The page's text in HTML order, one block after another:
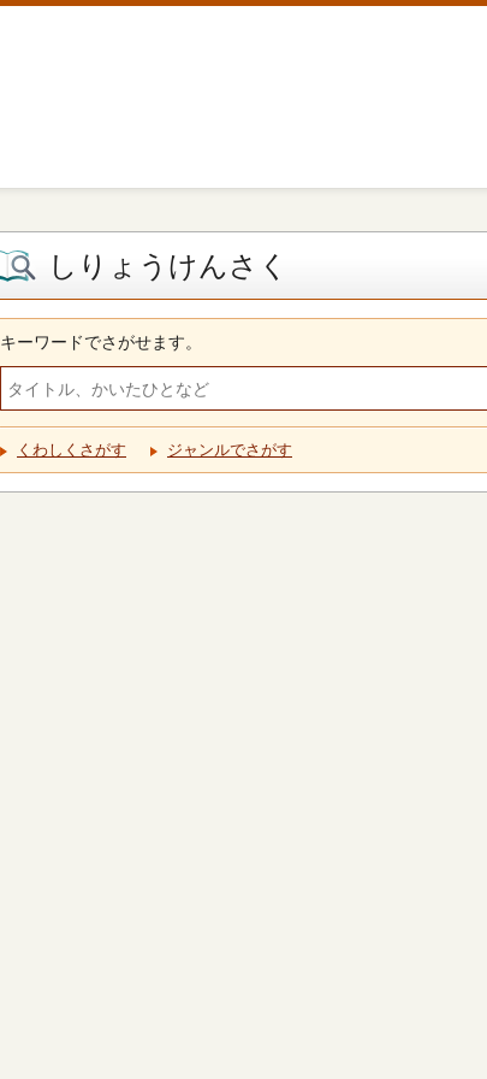
しりょうけんさく
キーワードでさがせます。
くわしくさがす ジャンルでさがす